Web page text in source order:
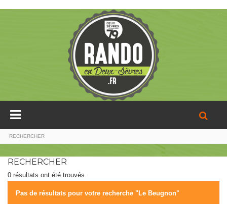
RECHERCHER
RECHERCHER
0 résultats ont été trouvés.
Pas de résultats pour votre recherche "Le Beugnon"